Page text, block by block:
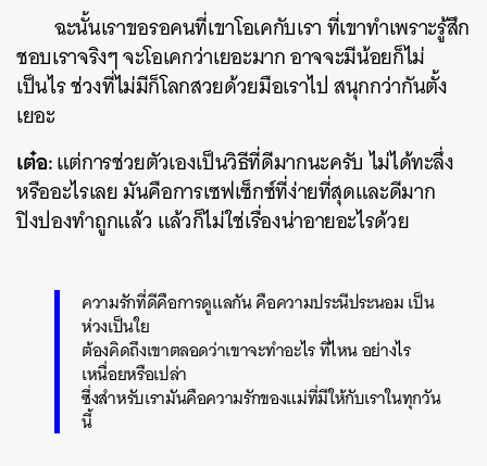
ฉะนั้นเราขอรอคนที่เขาโอเคกับเรา ที่เขาทำเพราะรู้สึก
ชอบเราจริงๆ จะโอเคกว่าเยอะมาก อาจจะมีน้อยก็ไม่
เป็นไร ช่วงที่ไม่มีก็โลกสวยด้วยมือเราไป สนุกกว่ากันตั้ง
เยอะ
เต๋อ:แต่การช่วยตัวเองเป็นวิธีที่ดีมากนะครับ ไม่ได้ทะลึ่ง
หรืออะไรเลย มันคือการเซฟเซ็กซ์ที่ง่ายที่สุดและดีมาก
ปิงปองทำถูกแล้ว แล้วก็ไม่ใช่เรื่องน่าอายอะไรด้วย
ความรักที่ดีคือการดูแลกัน คือความประนีประนอม เป็น
ห่วงเป็นใย
ต้องคิดถึงเขาตลอดว่าเขาจะทำอะไร ที่ไหน อย่างไร
เหนื่อยหรือเปล่า
ซึ่งสำหรับเรามันคือความรักของแม่ที่มีให้กับเราในทุกวัน
นี้